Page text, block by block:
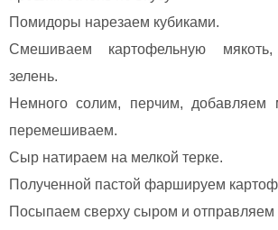
Помидоры нарезаем кубиками.
Смешиваем картофельную
зелень.
Немного солим, перчим, добавляем
перемешиваем.
Сыр натираем на мелкой терке.
Полученной пастой фаршируем
Посыпаем сверху сыром и отправляем